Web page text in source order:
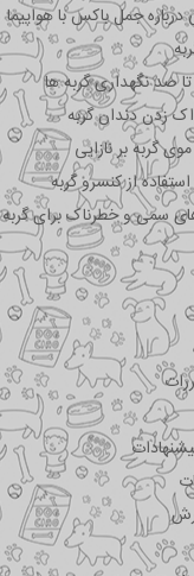
درباره جمل باکس با هواپیما
صد نگهداری گربه ها
زدن دندان گربه
موی گربه بر نازایی
از کنسرو گربه
سمی و خطرناک برای